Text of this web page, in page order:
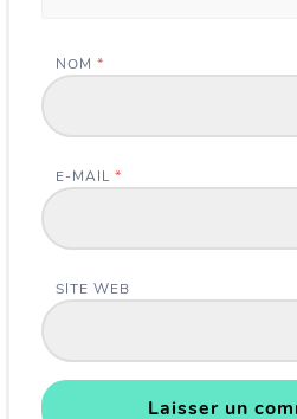
NOM *
E-MAIL *
SITE WEB